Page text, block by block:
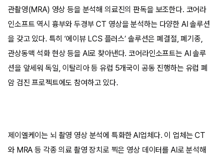
관촬영(MRA) 영상 등을 분석해 의료진의 판독을 보조한다. 코어라
인소프트 역시 흉부와 두경부 CT 영상을 분석하는 다양한 AI 솔루션
을 갖고 있다. 특히 ‘에이뷰 LCS 플러스’ 솔루션은 폐결절, 폐기종,
관상동맥 석화 현상 등을 AI로 찾아낸다. 코어라인소프트는 AI 솔루
션을 앞세워 독일, 이탈리아 등 유럽 5개국이 공동 진행하는 유럽 폐
암 검진 프로젝트에도 참여하고 있다.
제이엘케이는 뇌 촬영 영상 분석에 특화한 AI업체다. 이 업체는 CT
와 MRA 등 각종 의료 촬영 장치로 찍은 영상 데이터를 AI로 분석해